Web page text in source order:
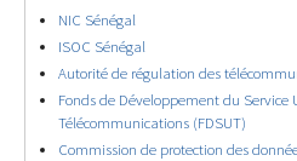
NIC Sénégal
ISOC Sénégal
Autorité de régulation des
Fonds de Développement du Service
Télécommunications (FDSUT)
Commission de protection des